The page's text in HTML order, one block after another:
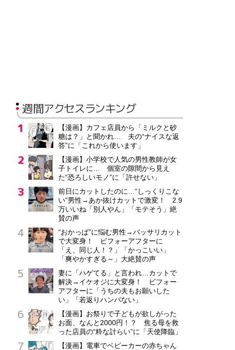
週間アクセスランキング
【漫画】カフェ店員から「ミルクと砂
糖は？」と聞かれ… 夫の“ナイスな返
答”に「これから使います」
【漫画】小学校で人気の男性教師が女
子トイレに… 個室の隙間から見え
た“恐ろしいモノ”に「許せない」
前日にカットしたのに…“しっくりこな
い”男性→あか抜けカットで激変！ 2.9
万いいね「別人やん」「モテそう」絶
賛の声
“おかっぱ”に悩む男性→バッサリカット
で大変身！ ビフォーアフターに
「え、同じ人！？」「かっこいい」
「爽やかすぎる～」大絶賛の声
妻に「ハゲてる」と言われ…カットで
解決→イケオジに大変身！ ビフォー
アフターに「うちの夫もお願いした
い」「若返りハンパない」
【漫画】お祭りで子どもが欲しがった
お面、なんと2000円！？ 焦る母を救
った店員の“粋な計らい”に「天使降臨」
【漫画】電車でベビーカーの赤ちゃん